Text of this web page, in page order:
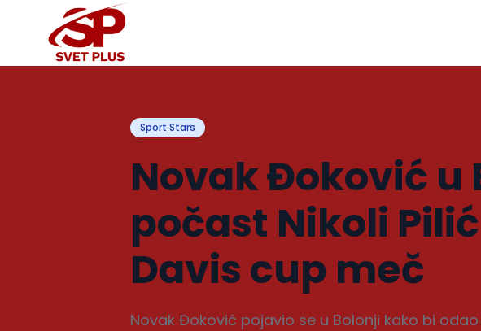
Sport Stars
Novak Đoković u
počast Nikoli
Davis cup meč
Novak Đoković pojavio se u Bolonji kako bi